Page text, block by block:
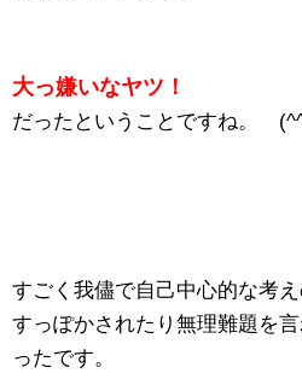
大っ嫌いなヤツ！
だったということですね。
すごく我儘で自己中心的な考
すっぽかされたり無理難題を
ったです。